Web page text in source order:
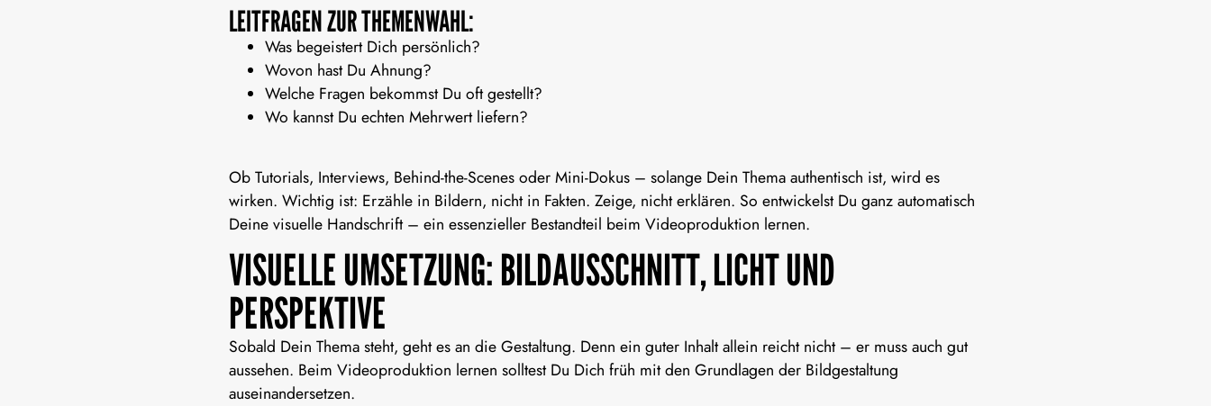
LEITFRAGEN ZUR THEMENWAHL:
Was begeistert Dich persönlich?
Wovon hast Du Ahnung?
Welche Fragen bekommst Du oft gestellt?
Wo kannst Du echten Mehrwert liefern?
Ob Tutorials, Interviews, Behind-the-Scenes oder Mini-Dokus – solange Dein Thema authentisch ist, wird es
wirken. Wichtig ist: Erzähle in Bildern, nicht in Fakten. Zeige, nicht erklären. So entwickelst Du ganz automatisch
Deine visuelle Handschrift – ein essenzieller Bestandteil beim Videoproduktion lernen.
VISUELLE UMSETZUNG: BILDAUSSCHNITT, LICHT UND
PERSPEKTIVE
Sobald Dein Thema steht, geht es an die Gestaltung. Denn ein guter Inhalt allein reicht nicht – er muss auch gut
aussehen. Beim Videoproduktion lernen solltest Du Dich früh mit den Grundlagen der Bildgestaltung
auseinandersetzen.